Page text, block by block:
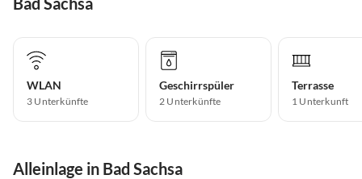
WLAN
3 Unterkünfte
Geschirrspüler
2 Unterkünfte
Terrasse
1 Unterkunft
Alleinlage in Bad Sachsa